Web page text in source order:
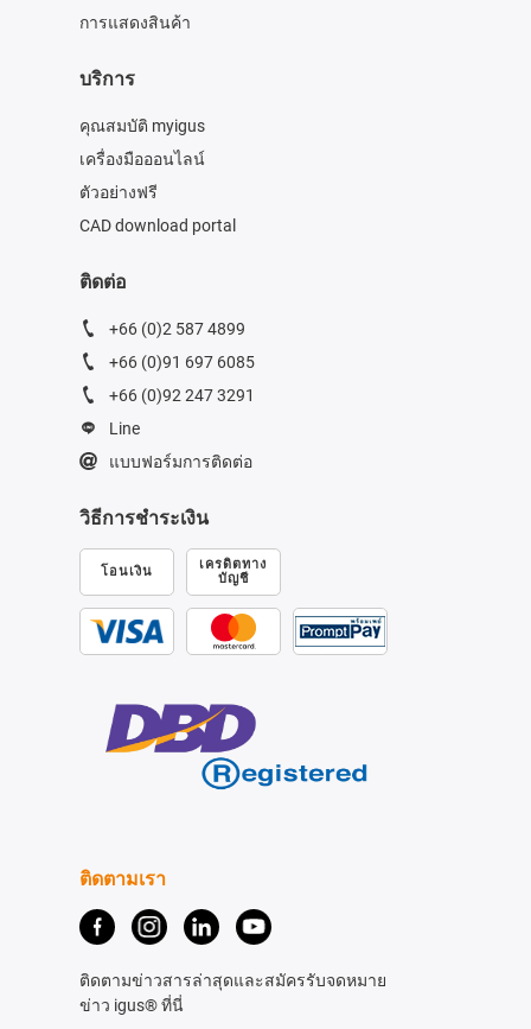
การแสดงสินค้า
บริการ
คุณสมบัติ myigus
เครื่องมือออนไลน์
ตัวอย่างฟรี
CAD download portal
ติดต่อ
+66 (0)2 587 4899
+66 (0)91 697 6085
+66 (0)92 247 3291
Line
แบบฟอร์มการติดต่อ
วิธีการชำระเงิน
โอนเงิน
เครดิตทาง
บัญชี
ติดตามเรา
ติดตามข่าวสารล่าสุดและสมัครรับจดหมาย
ข่าว igus® ที่นี่